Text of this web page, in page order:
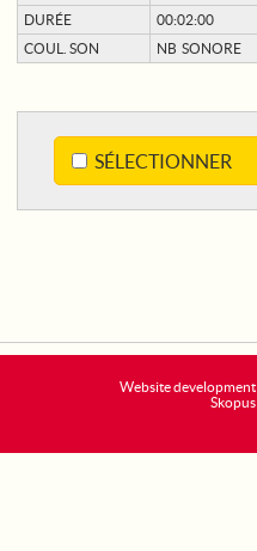
DURÉE
00:02:00
COUL. SON
NB SONORE
SÉLECTIONNER
Website development
Skopus